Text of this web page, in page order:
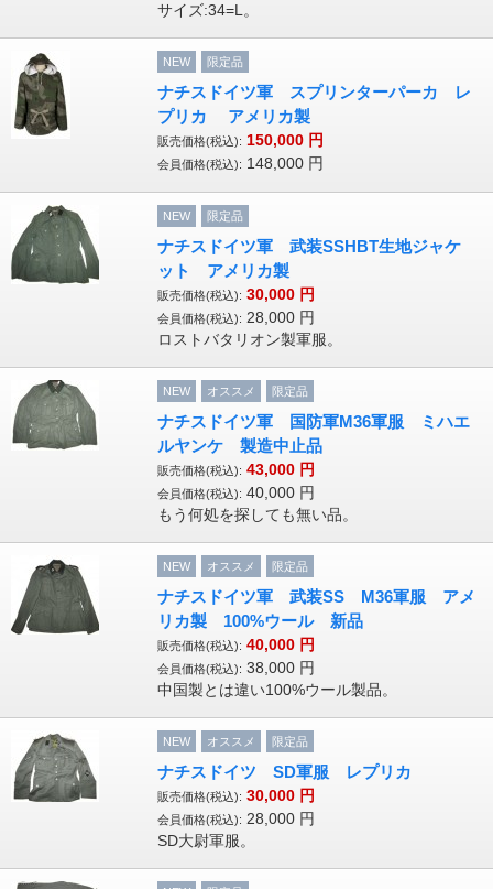
サイズ:34=L。
NEW 限定品
ナチスドイツ軍 スプリンターパーカ レ
プリカ アメリカ製
販売価格(税込): 150,000 円
会員価格(税込): 148,000 円
NEW 限定品
ナチスドイツ軍 武装SSHBT生地ジャケ
ット アメリカ製
販売価格(税込): 30,000 円
会員価格(税込): 28,000 円
ロストバタリオン製軍服。
NEW オススメ 限定品
ナチスドイツ軍 国防軍M36軍服 ミハエ
ルヤンケ 製造中止品
販売価格(税込): 43,000 円
会員価格(税込): 40,000 円
もう何処を探しても無い品。
NEW オススメ 限定品
ナチスドイツ軍 武装SS M36軍服 アメ
リカ製 100%ウール 新品
販売価格(税込): 40,000 円
会員価格(税込): 38,000 円
中国製とは違い100%ウール製品。
NEW オススメ 限定品
ナチスドイツ SD軍服 レプリカ
販売価格(税込): 30,000 円
会員価格(税込): 28,000 円
SD大尉軍服。